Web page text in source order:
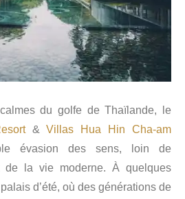
du golfe de Thaïlande, le
&Villas Hua Hin
Cha-am
évasion des sens, loin de
de la vie moderne. À quelques
d’été, où des générations de